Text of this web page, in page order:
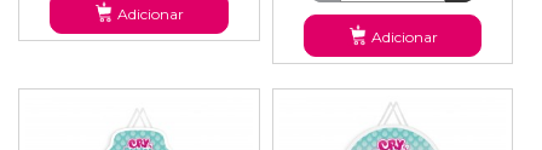
Adicionar
Adicionar